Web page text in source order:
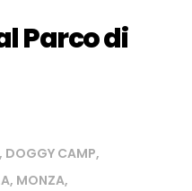
Parco di
, DOGGY CAMP,
, MONZA,